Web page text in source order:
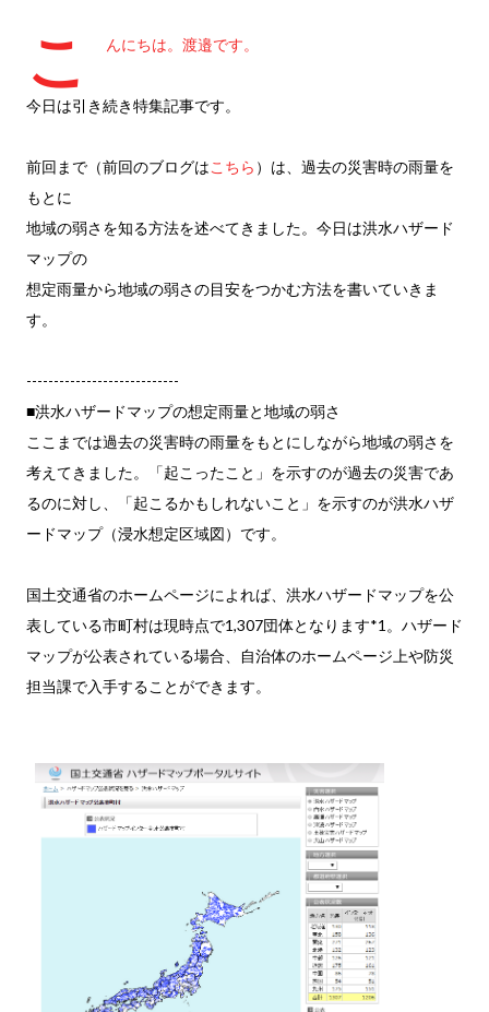
こ んにちは。渡邉です。
今日は引き続き特集記事です。
前回まで（前回のブログはこちら ）は、過去の災害時の雨量を
もとに
地域の弱さを知る方法を述べてきました。今日は洪水ハザード
マップの
想定雨量から地域の弱さの目安をつかむ方法を書いていきま
す。
----------------------------
■洪水ハザードマップの想定雨量と地域の弱さ
ここまでは過去の災害時の雨量をもとにしながら地域の弱さを
考えてきました。「起こったこと」を示すのが過去の災害であ
るのに対し、「起こるかもしれないこと」を示すのが洪水ハザ
ードマップ（浸水想定区域図）です。
国土交通省のホームページによれば、洪水ハザードマップを公
表している市町村は現時点で1,307団体となります*1。ハザード
マップが公表されている場合、自治体のホームページ上や防災
担当課で入手することができます。